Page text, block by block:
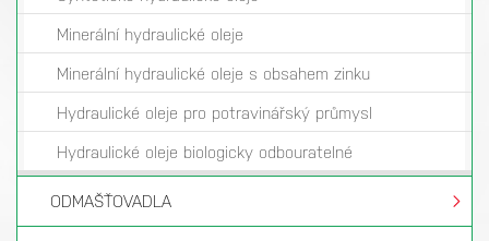
Minerální hydraulické oleje
Minerální hydraulické oleje s obsahem zinku
Hydraulické oleje pro potravinářský průmysl
Hydraulické oleje biologicky odbouratelné
ODMAŠŤOVADLA